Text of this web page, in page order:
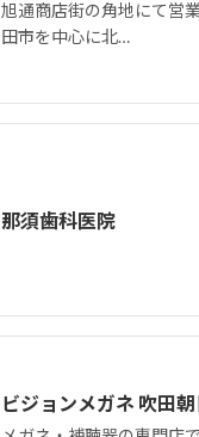
旭通商店街の角地にて営
田市を中心に北…
那須歯科医院
ビジョンメガネ 吹田